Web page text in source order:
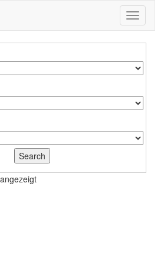
Toggle